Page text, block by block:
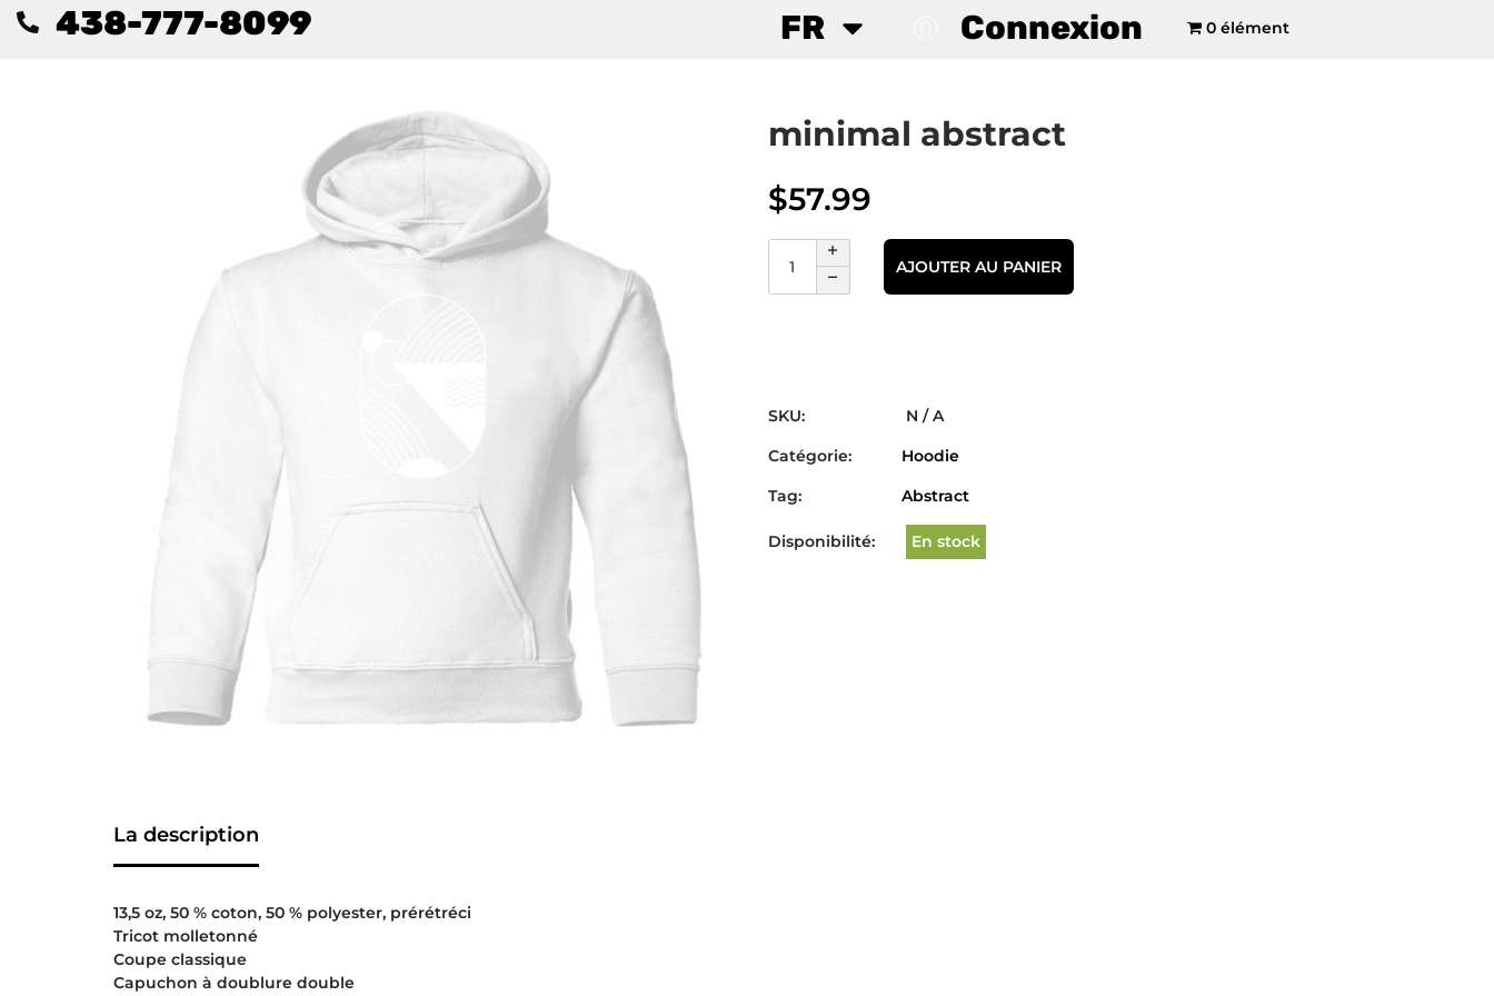
438-777-8099 FR Connexion 0 élément
minimal abstract
$57.99
AJOUTER AU PANIER
SKU:
N / A
Catégorie:
Hoodie
Tag:
Abstract
Disponibilité: En stock
La description
13,5 oz, 50 % coton, 50 % polyester, prérétréci
Tricot molletonné
Coupe classique
Capuchon à doublure double